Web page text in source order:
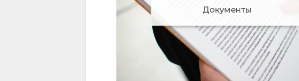
Документы
Управление согласием на использование cookie-файлов